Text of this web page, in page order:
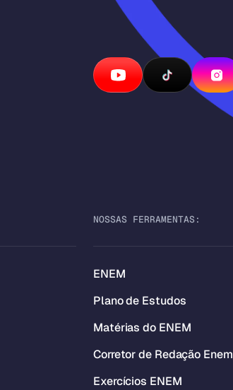
NOSSAS FERRAMENTAS:
ENEM
Plano de Estudos
Matérias do ENEM
Corretor de Redação Enem
Exercícios ENEM